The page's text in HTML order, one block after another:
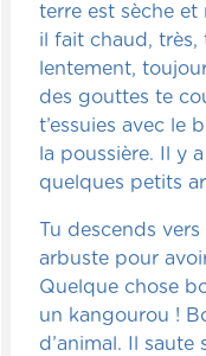
terre est sèche et
il fait chaud, très,
lentement,
des gouttes te
t’essuies avec le
la poussière. Il y
quelques petits
Tu descends vers
arbuste pour
Quelque chose
un kangourou !
d’animal. Il saute